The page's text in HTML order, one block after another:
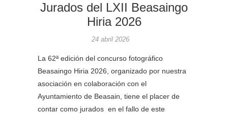
Jurados del LXII Beasaingo
Hiria 2026
24 abril 2026
La 62ª edición del concurso fotográfico
Beasaingo Hiria 2026, organizado por nuestra
asociación en colaboración con el
Ayuntamiento de Beasain, tiene el placer de
contar como jurados en el fallo de este